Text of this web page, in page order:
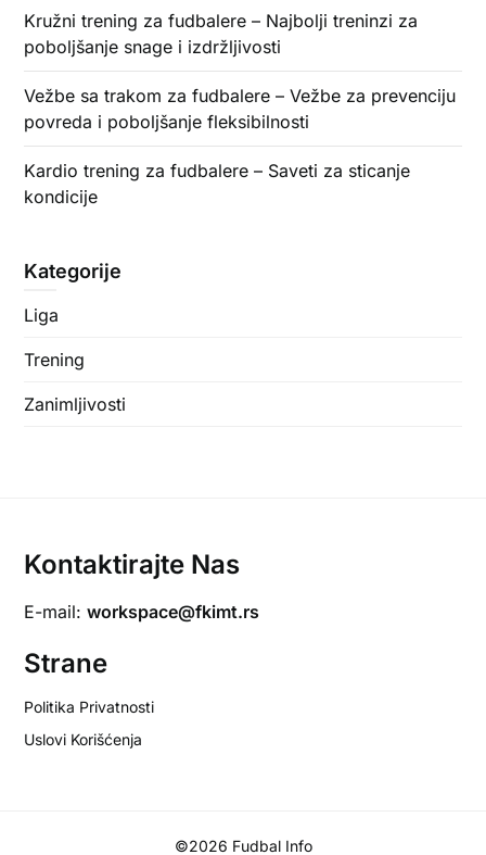
Kružni trening za fudbalere – Najbolji treninzi za
poboljšanje snage i izdržljivosti
Vežbe sa trakom za fudbalere – Vežbe za prevenciju
povreda i poboljšanje fleksibilnosti
Kardio trening za fudbalere – Saveti za sticanje
kondicije
Kategorije
Liga
Trening
Zanimljivosti
Kontaktirajte Nas
E-mail:workspace@fkimt.rs
Strane
Politika Privatnosti
Uslovi Korišćenja
©2026 Fudbal Info